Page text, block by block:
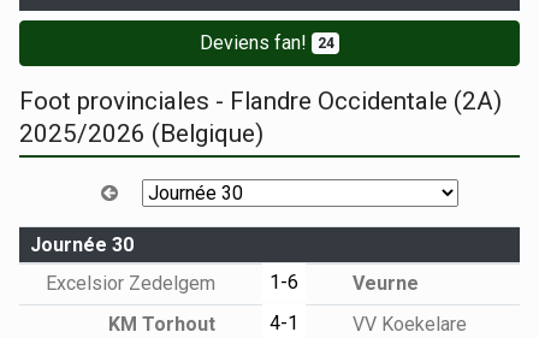
Deviens fan! 24
Foot provinciales - Flandre Occidentale (2A)
2025/2026 (Belgique)
Journée 30
Excelsior Zedelgem
1-6
Veurne
KM Torhout
4-1
VV Koekelare